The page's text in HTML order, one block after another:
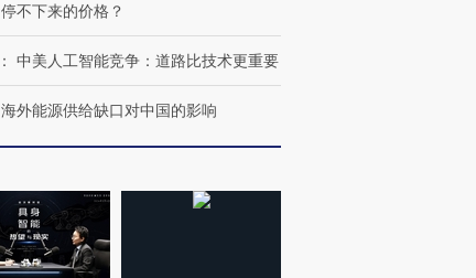
停不下来的价格？
： 中美人工智能竞争：道路比技术更重要
海外能源供给缺口对中国的影响